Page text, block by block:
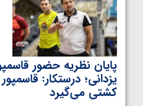
پایان نظریه حضور
کشتی می‌گیرد